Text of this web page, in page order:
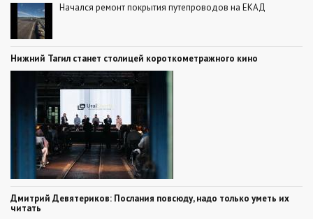
Начался ремонт покрытия путепроводов на ЕКАД
Нижний Тагил станет столицей короткометражного кино
Дмитрий Девятериков: Послания повсюду, надо только уметь их
читать